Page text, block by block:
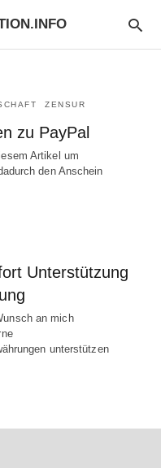
ZENSUR
zu PayPal
Artikel um
den Anschein
Unterstützung
an mich
unterstützen